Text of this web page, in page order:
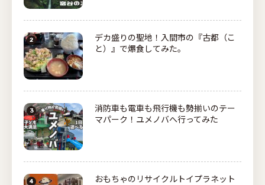
デカ盛りの聖地！入間市の『古都（こ
と）』で爆食してみた。
消防車も電車も飛行機も勢揃いのテー
マパーク！ユメノバへ行ってみた
おもちゃのリサイクルトイプラネット